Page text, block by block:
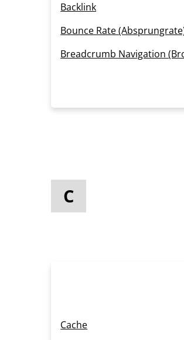
Backlink
Bounce Rate
Breadcrumb Navigation
C
Cache